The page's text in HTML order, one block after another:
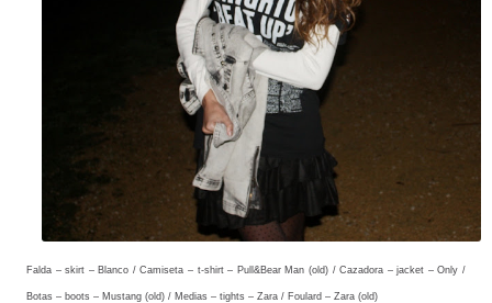
Falda – skirt – Blanco / Camiseta – t-shirt – Pull&Bear Man (old) / Cazadora – jacket – Only /
Botas – boots – Mustang (old) / Medias – tights – Zara / Foulard – Zara (old)